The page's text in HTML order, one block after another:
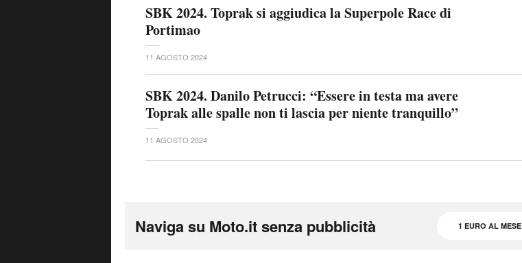
SBK 2024. Toprak si aggiudica la Superpole Race di
Portimao
11 AGOSTO 2024
SBK 2024. Danilo Petrucci: “Essere in testa ma avere
Toprak alle spalle non ti lascia per niente tranquillo”
11 AGOSTO 2024
Naviga su Moto.it senza pubblicità 1 EURO AL MESE